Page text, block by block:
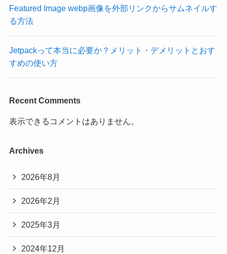
Featured Image webp画像を外部リンクからサムネイルす
る方法
Jetpackって本当に必要か？メリット・デメリットとおす
すめの使い方
Recent Comments
表示できるコメントはありません。
Archives
2026年8月
2026年2月
2025年3月
2024年12月